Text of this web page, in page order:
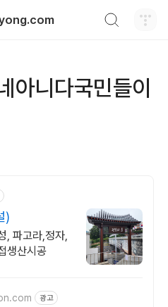
아니다국민들이
)
, 파고라,정자,
생산시공
광고